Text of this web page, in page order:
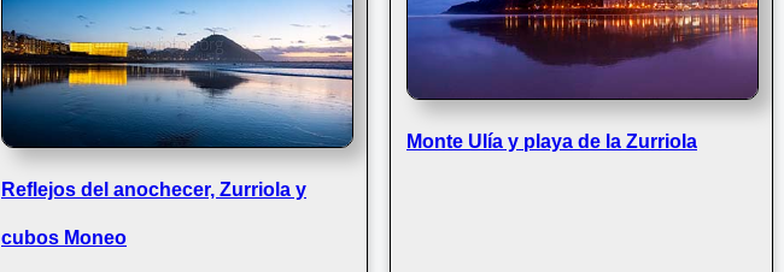
Reflejos del anochecer, Zurriola y
cubos Moneo
Monte Ulía y playa de la Zurriola